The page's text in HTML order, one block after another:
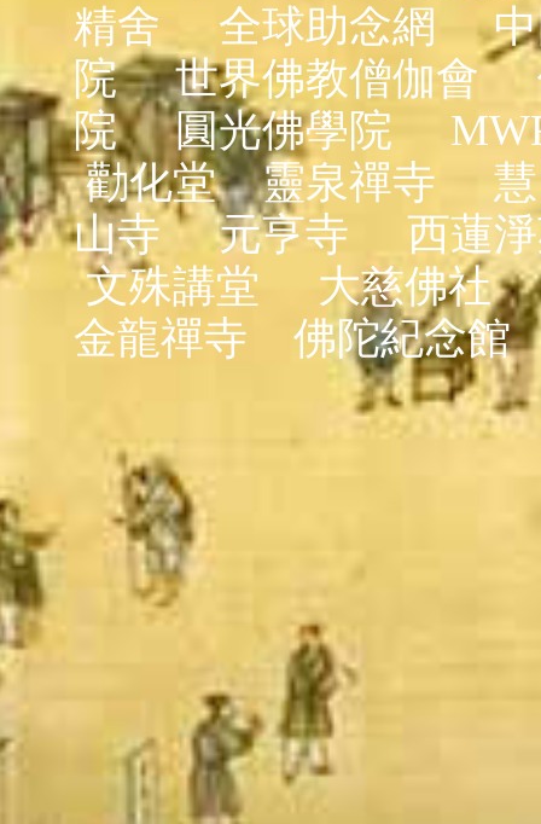
精舍
全球助念網
院
世界佛教僧伽會
院
圓光佛學院
勸化堂
靈泉禪寺
山寺
元亨寺
西蓮
文殊講堂
大慈佛社
金龍禪寺
佛陀紀念館